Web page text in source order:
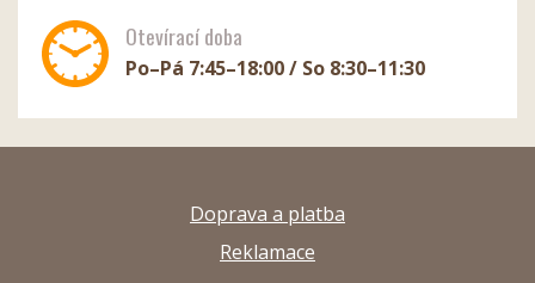
Otevírací doba
Po–Pá 7:45–18:00 / So 8:30–11:30
Doprava a platba
Reklamace